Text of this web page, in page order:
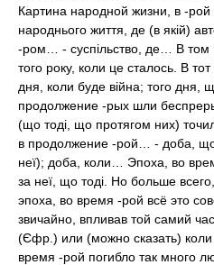
Картина народной жизни, в -
народнього життя, де (в якій)
-ром… - суспільство, де… В том
того року, коли це сталось. В
дня, коли буде війна; того дня,
продолжение -рых шли
(що тоді, що протягом них)
в продолжение -рой… - доба,
неї); доба, коли… Эпоха, во
за неї, що тоді. Но больше
эпоха, во время -рой всё это
звичайно, впливав той самий
(Єфр.) или (можно сказать) коли
время -рой погибло так много